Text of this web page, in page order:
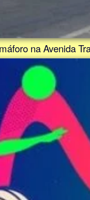
na Avenida